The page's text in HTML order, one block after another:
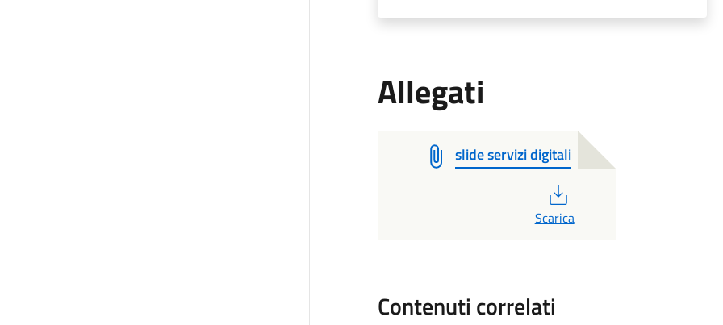
Allegati
slide servizi digitali
Scarica
Contenuti correlati